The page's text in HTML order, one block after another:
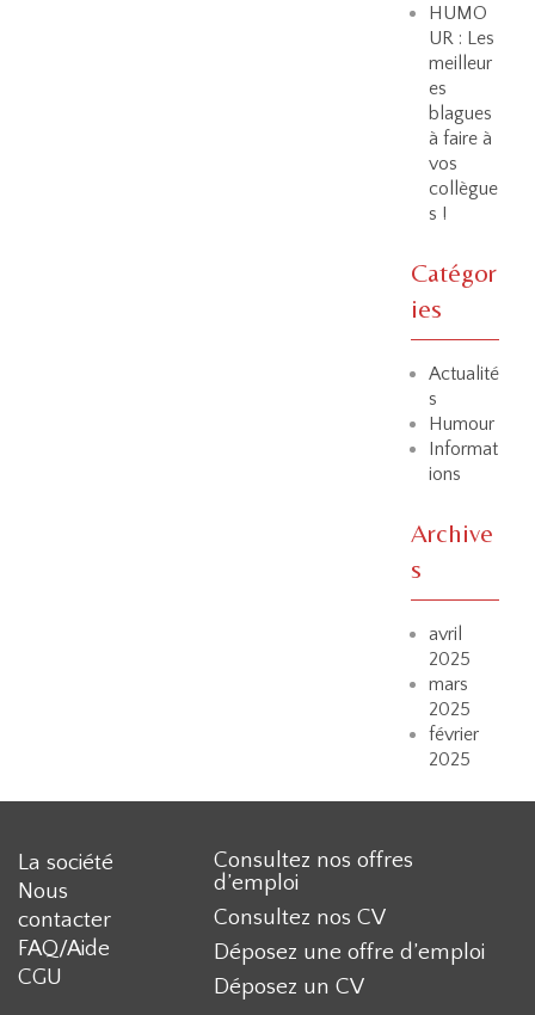
HUMO
UR : Les
meilleur
es
blagues
à faire à
vos
collègue
s !
Catégor
ies
Actualité
s
Humour
Informat
ions
Archive
s
avril
2025
mars
2025
février
2025
La société
Nous
contacter
FAQ/Aide
CGU
Consultez nos offres
d’emploi
Consultez nos CV
Déposez une offre d’emploi
Déposez un CV